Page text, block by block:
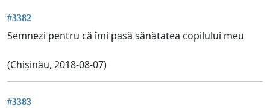
#3382
Semnezi pentru că îmi pasă sănătatea copilului meu
(Chișinău, 2018-08-07)
#3383